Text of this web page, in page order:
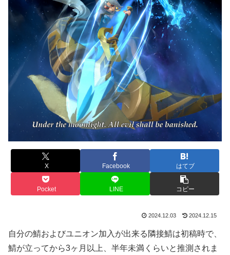
X Facebook はてブ
Pocket LINE コピー
2024.12.03 2024.12.15
自分の鯖およびユニオン加入が出来る隣接鯖は初稿時で、
鯖が立ってから3ヶ月以上、半年未満くらいと推測されま